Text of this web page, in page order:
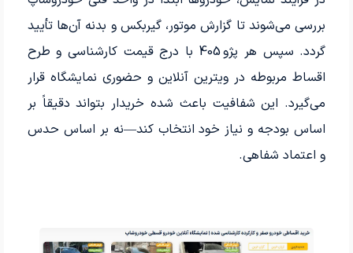
بررسی می‌شوند تا گزارش موتور، گیربکس و بدنه آن‌ها تأیید
گردد. سپس هر پژو 405 با درج قیمت کارشناسی و طرح
اقساط مربوطه در ویترین آنلاین و حضوری نمایشگاه قرار
می‌گیرد. این شفافیت باعث شده خریدار بتواند دقیقاً بر
اساس بودجه و نیاز خود انتخاب کند—نه بر اساس حدس
و اعتماد شفاهی.